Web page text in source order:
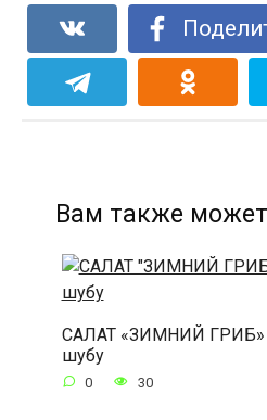
Вам также
САЛАТ «ЗИМНИЙ ГРИБ»
шубу
0 30